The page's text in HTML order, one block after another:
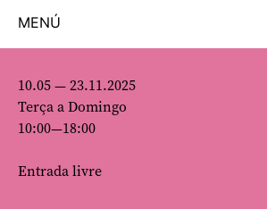
MENÚ
10.05 — 23.11.2025
Terça a Domingo
10:00—18:00
Entrada livre